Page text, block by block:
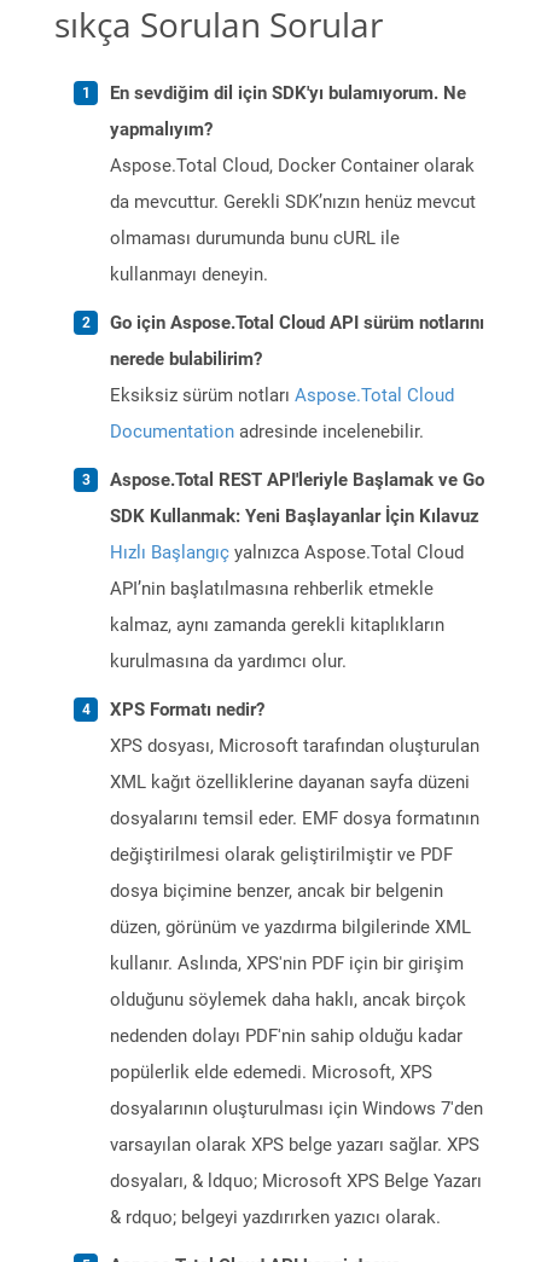
sıkça Sorulan Sorular
En sevdiğim dil için SDK'yı bulamıyorum. Ne
yapmalıyım?
Aspose.Total Cloud, Docker Container olarak
da mevcuttur. Gerekli SDK’nızın henüz mevcut
olmaması durumunda bunu cURL ile
kullanmayı deneyin.
Go için Aspose.Total Cloud API sürüm notlarını
nerede bulabilirim?
Eksiksiz sürüm notları Aspose.Total Cloud
Documentation adresinde incelenebilir.
Aspose.Total REST API'leriyle Başlamak ve Go
SDK Kullanmak: Yeni Başlayanlar İçin Kılavuz
Hızlı Başlangıç yalnızca Aspose.Total Cloud
API’nin başlatılmasına rehberlik etmekle
kalmaz, aynı zamanda gerekli kitaplıkların
kurulmasına da yardımcı olur.
XPS Formatı nedir?
XPS dosyası, Microsoft tarafından oluşturulan
XML kağıt özelliklerine dayanan sayfa düzeni
dosyalarını temsil eder. EMF dosya formatının
değiştirilmesi olarak geliştirilmiştir ve PDF
dosya biçimine benzer, ancak bir belgenin
düzen, görünüm ve yazdırma bilgilerinde XML
kullanır. Aslında, XPS'nin PDF için bir girişim
olduğunu söylemek daha haklı, ancak birçok
nedenden dolayı PDF'nin sahip olduğu kadar
popülerlik elde edemedi. Microsoft, XPS
dosyalarının oluşturulması için Windows 7'den
varsayılan olarak XPS belge yazarı sağlar. XPS
dosyaları, & ldquo; Microsoft XPS Belge Yazarı
& rdquo; belgeyi yazdırırken yazıcı olarak.